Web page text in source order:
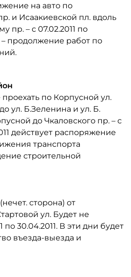
на авто по
и Исаакиевской пл. вдоль
пр. – с 07.02.2011 по
– продолжение работ по
по Корпусной ул.
ул. Б.Зеленина и ул. Б.
до Чкаловского пр. – с
действует распоряжение
транспорта
строительной
сторона) от
ул. Будет не
по 30.04.2011. В эти дни будет
въезда-выезда и